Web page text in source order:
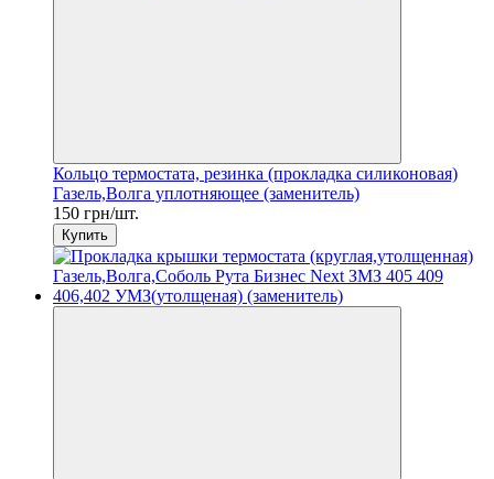
Кольцо термостата, резинка (прокладка силиконовая)
Газель,Волга уплотняющее (заменитель)
150 грн/шт.
Купить